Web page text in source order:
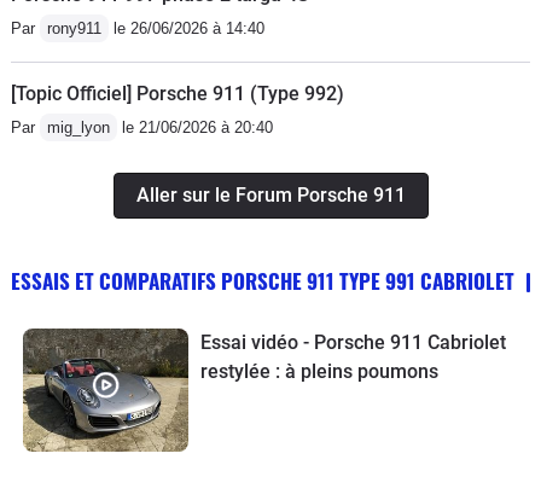
Par rony911 le 26/06/2026 à 14:40
[Topic Officiel] Porsche 911 (Type 992)
Par mig_lyon le 21/06/2026 à 20:40
Aller sur le Forum Porsche 911
ESSAIS ET COMPARATIFS PORSCHE 911 TYPE 991 CABRIOLET
Essai vidéo - Porsche 911 Cabriolet
restylée : à pleins poumons